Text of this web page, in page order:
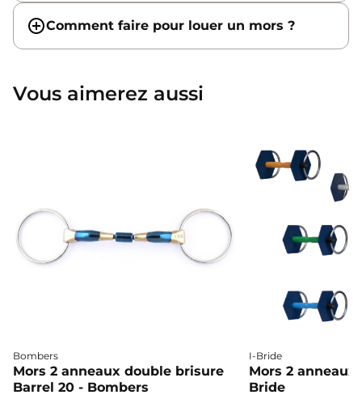
Comment faire pour louer un mors ?
Vous aimerez aussi
Bombers
Mors 2 anneaux double brisure
Barrel 20 - Bombers
I-Bride
Mors 2
Bride